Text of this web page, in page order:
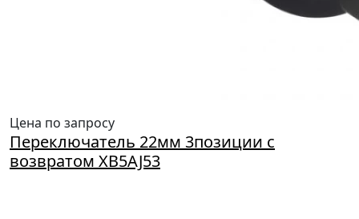
Цена по запросу
Переключатель 22мм 3позиции с
возвратом XB5AJ53